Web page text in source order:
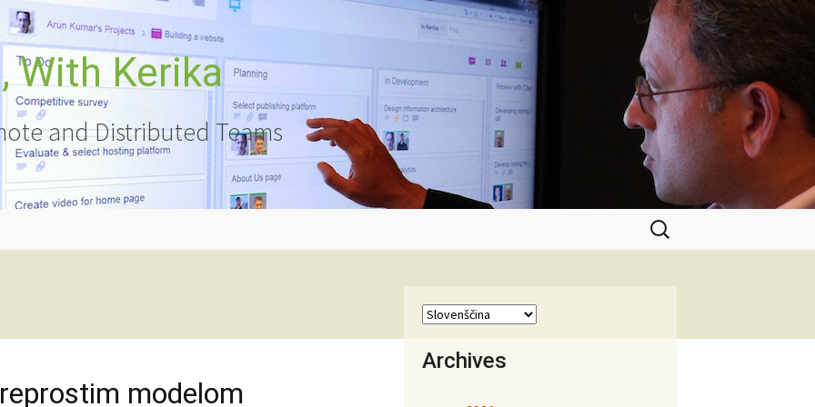
With Kerika
and Distributed Teams
Išči:
modelom
Archives